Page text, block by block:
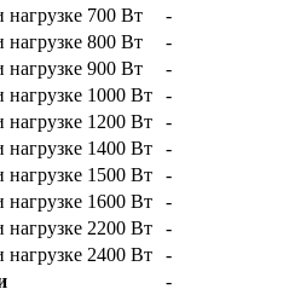
нагрузке 700 Вт
-
нагрузке 800 Вт
-
нагрузке 900 Вт
-
нагрузке 1000 Вт
-
нагрузке 1200 Вт
-
нагрузке 1400 Вт
-
нагрузке 1500 Вт
-
нагрузке 1600 Вт
-
нагрузке 2200 Вт
-
нагрузке 2400 Вт
-
-